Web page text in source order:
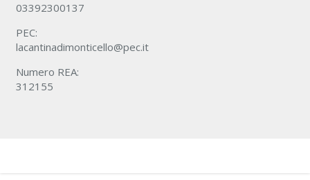
03392300137
PEC:
lacantinadimonticello@pec.it
Numero REA:
312155